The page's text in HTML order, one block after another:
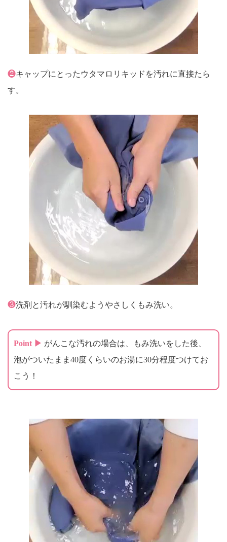
❷キャップにとったウタマロリキッドを汚れに直接たら
す。
❸洗剤と汚れが馴染むようやさしくもみ洗い。
Point ▶ がんこな汚れの場合は、もみ洗いをした後、
泡がついたまま40度くらいのお湯に30分程度つけてお
こう！